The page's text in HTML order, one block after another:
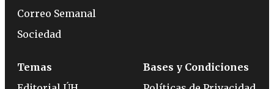
Correo Semanal
Sociedad
Temas
Bases y Condiciones